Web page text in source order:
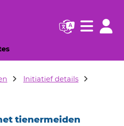
(huidige pagina)
Navigatie
Initiatief details
tienermeiden